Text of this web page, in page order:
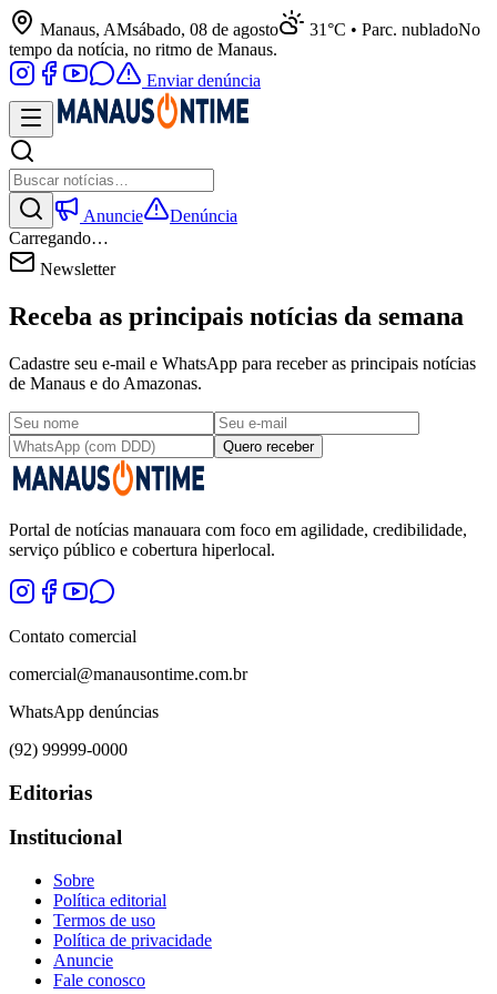
Manaus, AMsábado, 08 de agosto 31°C • Parc. nubladoNo
tempo da notícia, no ritmo de Manaus.
Enviar denúncia
Anuncie
Denúncia
Carregando…
Newsletter
Receba as principais notícias da semana
Cadastre seu e-mail e WhatsApp para receber as principais notícias
de Manaus e do Amazonas.
Quero receber
Portal de notícias manauara com foco em agilidade, credibilidade,
serviço público e cobertura hiperlocal.
Contato comercial
comercial@manausontime.com.br
WhatsApp denúncias
(92) 99999-0000
Editorias
Institucional
Sobre
Política editorial
Termos de uso
Política de privacidade
Anuncie
Fale conosco